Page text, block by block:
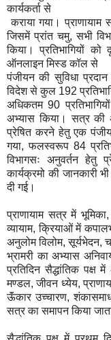
कार्यकर्ता से
कराया गया।
जिसमें प्रांत चमु, सभी
किया। प्रतिभागियों
ऑनलाइन मिस्ड कॉल से
पंजीयन की सुविधा
विदेश से कुल 192
अधिकतम 90
अभ्यास किया। सत्र की
प्रेषित करने हेतु एक
गया, फलस्वरूप 84
विभागसः अनुवर्तन हेतु
कार्यक्रमो की जानकारी
दी गई।
प्राणायाम सत्र में
व्यायाम, क्रियाओं में
अनुलोम विलोम, सूर्यभेदन,
भ्रामरी का अभ्यास
प्रतिदिन सैद्धांतिक
मण्डल, जीवन ध्येय,
ऊॅंकार उच्चारण,
सत्र का समापन किया